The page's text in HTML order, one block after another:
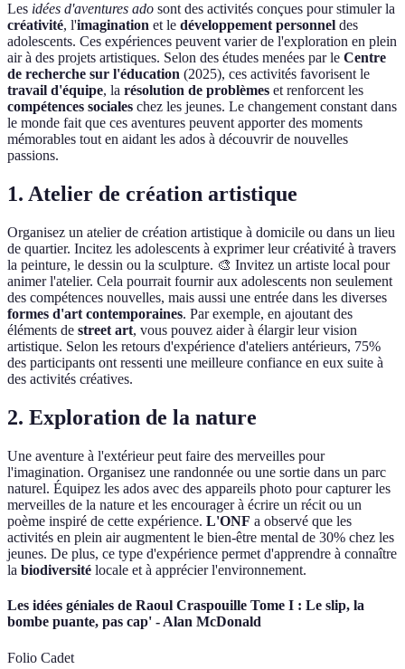
Les idées d'aventures ado sont des activités conçues pour stimuler la
créativité, l'imagination et le développement personnel des
adolescents. Ces expériences peuvent varier de l'exploration en plein
air à des projets artistiques. Selon des études menées par le Centre
de recherche sur l'éducation (2025), ces activités favorisent le
travail d'équipe, la résolution de problèmes et renforcent les
compétences sociales chez les jeunes. Le changement constant dans
le monde fait que ces aventures peuvent apporter des moments
mémorables tout en aidant les ados à découvrir de nouvelles
passions.
1. Atelier de création artistique
Organisez un atelier de création artistique à domicile ou dans un lieu
de quartier. Incitez les adolescents à exprimer leur créativité à travers
la peinture, le dessin ou la sculpture. 🎨 Invitez un artiste local pour
animer l'atelier. Cela pourrait fournir aux adolescents non seulement
des compétences nouvelles, mais aussi une entrée dans les diverses
formes d'art contemporaines. Par exemple, en ajoutant des
éléments de street art, vous pouvez aider à élargir leur vision
artistique. Selon les retours d'expérience d'ateliers antérieurs, 75%
des participants ont ressenti une meilleure confiance en eux suite à
des activités créatives.
2. Exploration de la nature
Une aventure à l'extérieur peut faire des merveilles pour
l'imagination. Organisez une randonnée ou une sortie dans un parc
naturel. Équipez les ados avec des appareils photo pour capturer les
merveilles de la nature et les encourager à écrire un récit ou un
poème inspiré de cette expérience. L'ONF a observé que les
activités en plein air augmentent le bien-être mental de 30% chez les
jeunes. De plus, ce type d'expérience permet d'apprendre à connaître
la biodiversité locale et à apprécier l'environnement.
Les idées géniales de Raoul Craspouille Tome I : Le slip, la
bombe puante, pas cap' - Alan McDonald
Folio Cadet